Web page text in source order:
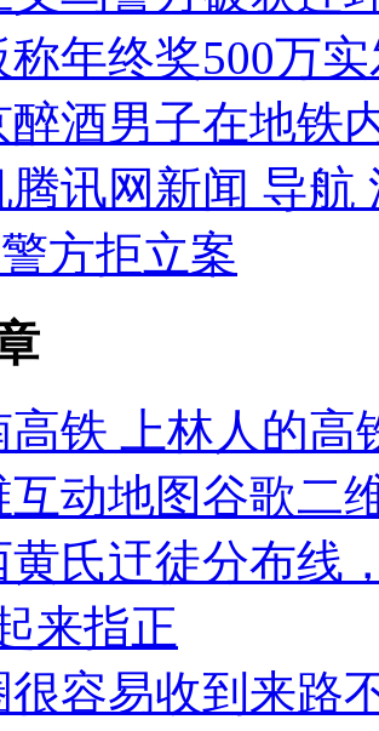
称年终奖500万
醉酒男子在地铁
腾讯网新闻 导航
方拒立案
高铁 上林人的高
互动地图谷歌二
黄氏迀徒分布线
来指正
很容易收到来路